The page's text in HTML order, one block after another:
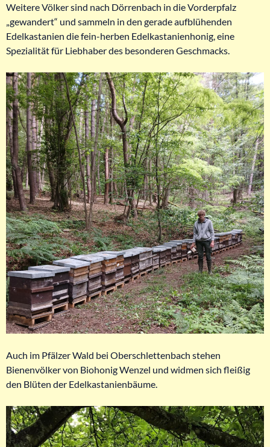
Weitere Völker sind nach Dörrenbach in die Vorderpfalz
„gewandert“ und sammeln in den gerade aufblühenden
Edelkastanien die fein-herben Edelkastanienhonig, eine
Spezialität für Liebhaber des besonderen Geschmacks.
Auch im Pfälzer Wald bei Oberschlettenbach stehen
Bienenvölker von Biohonig Wenzel und widmen sich fleißig
den Blüten der Edelkastanienbäume.